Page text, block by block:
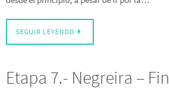
SEGUIR LEYENDO
Etapa 7.- Negreira –